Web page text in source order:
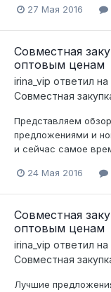
27 Мая 2016
Совместная
оптовым ценам
irina_vip ответил
Совместная
Представляем
предложениями и
и сейчас самое
24 Мая 2016
Совместная
оптовым ценам
irina_vip ответил
Совместная
Лучшие